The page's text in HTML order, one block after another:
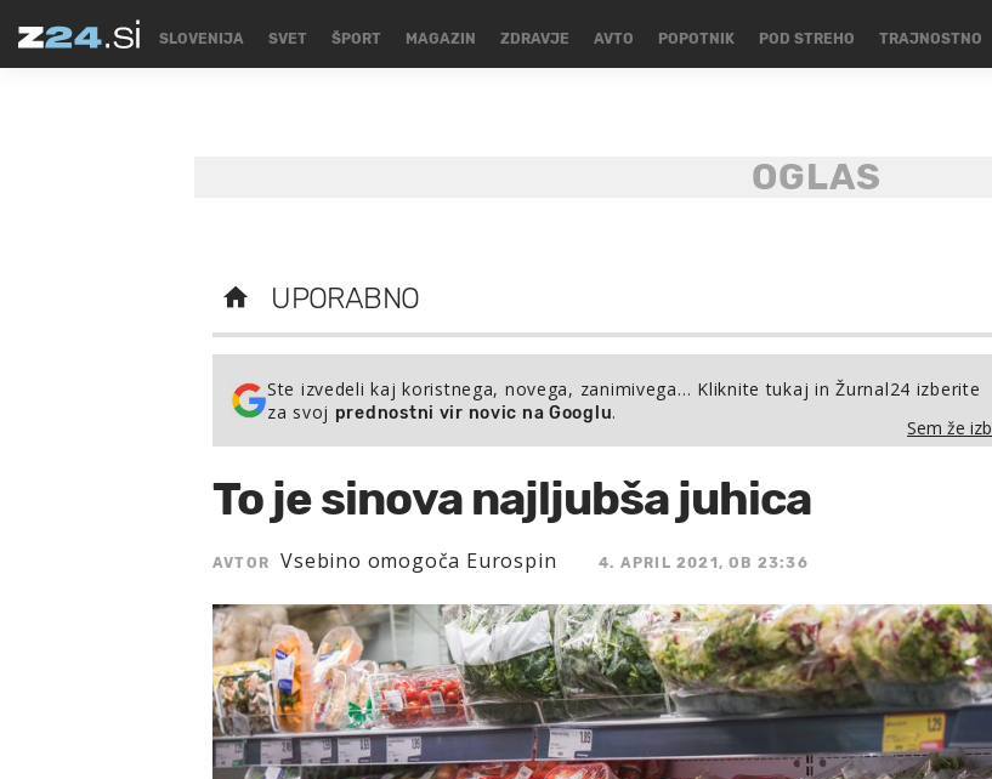
SLOVENIJA SVET ŠPORT MAGAZIN ZDRAVJE AVTO POPOTNIK POD STREHO TRAJNOSTNO
UPORABNO
Ste izvedeli kaj koristnega, novega, zanimivega… Kliknite tukaj in Žurnal24 izberite
za svoj prednostni vir novic na Googlu.
Sem že
To je sinova najljubša juhica
AVTOR Vsebino omogoča Eurospin 4. APRIL 2021, OB 23:36